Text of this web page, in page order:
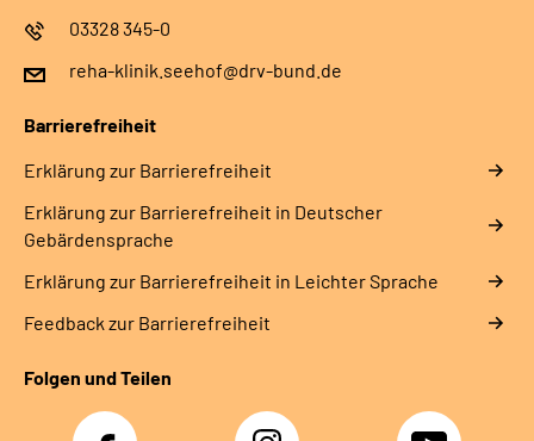
03328 345-0
reha-klinik.seehof@drv-bund.de
Barrierefreiheit
Erklärung zur Barrierefreiheit
Erklärung zur Barrierefreiheit in Deutscher
Gebärdensprache
Erklärung zur Barrierefreiheit in Leichter Sprache
Feedback zur Barrierefreiheit
Folgen und Teilen
Facebook Instagram YouTube